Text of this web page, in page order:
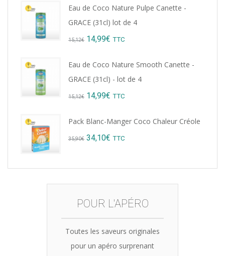
Eau de Coco Nature Pulpe Canette -
GRACE (31cl) lot de 4
15,12€ Original
14,99€ Current
TTC
Eau de Coco Nature Smooth Canette -
GRACE (31cl) - lot de 4
15,12€ Original
14,99€ Current
TTC
Pack Blanc-Manger Coco Chaleur Créole
35,90€ Original
was:
35,90€.
34,10€ Current
is:
34,10€.
TTC
POUR L'APÉRO
Toutes les saveurs originales
pour un apéro surprenant